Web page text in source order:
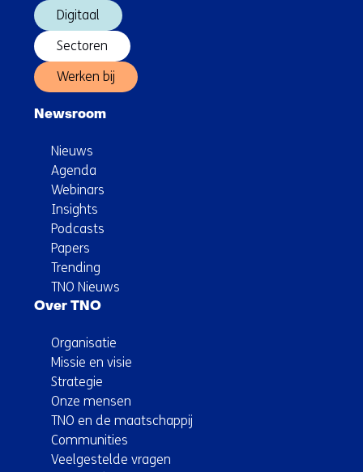
Digitaal
Sectoren
Werken bij
Newsroom
Nieuws
Agenda
Webinars
Insights
Podcasts
Papers
Trending
TNO Nieuws
Over TNO
Organisatie
Missie en visie
Strategie
Onze mensen
TNO en de maatschappij
Communities
Veelgestelde vragen